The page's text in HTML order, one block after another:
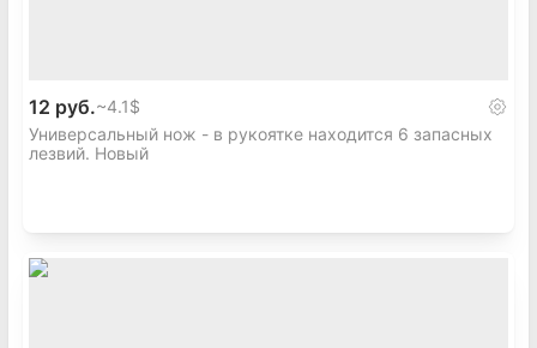
12 руб.~4.1$
Универсальный нож - в рукоятке находится 6 запасных
лезвий. Новый